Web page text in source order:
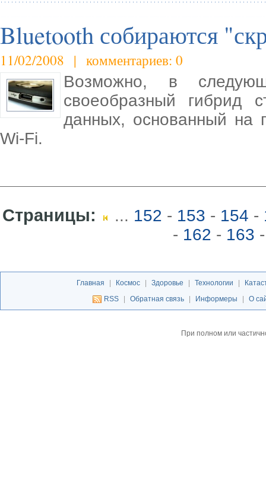
Bluetooth собираются
11/02/2008 | комментариев: 0
Возможно, в
своеобразный гибрид
данных, основанный на
Wi-Fi.
Страницы: ... 152 - 153 - 154 -
- 162 - 163 -
Главная Космос Здоровье Технологии
RSS
Обратная связь Информеры О
При полном или